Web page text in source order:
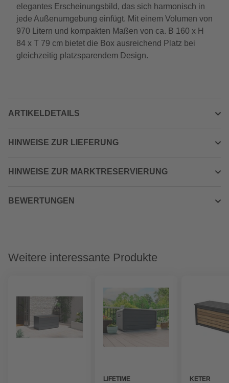
elegantes Erscheinungsbild, das sich harmonisch in
jede Außenumgebung einfügt. Mit einem Volumen von
970 Litern und kompakten Maßen von ca. B 160 x H
84 x T 79 cm bietet die Box ausreichend Platz bei
gleichzeitig platzsparendem Design.
ARTIKELDETAILS
HINWEISE ZUR LIEFERUNG
HINWEISE ZUR MARKTRESERVIERUNG
BEWERTUNGEN
Weitere interessante Produkte
LIFETIME
KETER